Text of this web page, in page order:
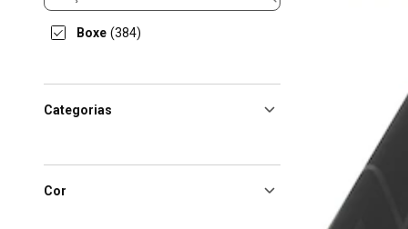
Boxe (384)
Categorias
Cor